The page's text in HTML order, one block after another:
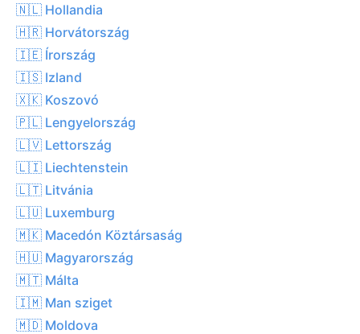
🇳🇱 Hollandia
🇭🇷 Horvátország
🇮🇪 Írország
🇮🇸 Izland
🇽🇰 Koszovó
🇵🇱 Lengyelország
🇱🇻 Lettország
🇱🇮 Liechtenstein
🇱🇹 Litvánia
🇱🇺 Luxemburg
🇲🇰 Macedón Köztársaság
🇭🇺 Magyarország
🇲🇹 Málta
🇮🇲 Man sziget
🇲🇩 Moldova